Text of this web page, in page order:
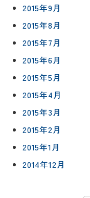
2015年9月
2015年8月
2015年7月
2015年6月
2015年5月
2015年4月
2015年3月
2015年2月
2015年1月
2014年12月